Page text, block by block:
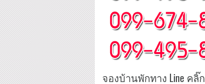
จองบ้านพักทาง Line คลิ๊ก